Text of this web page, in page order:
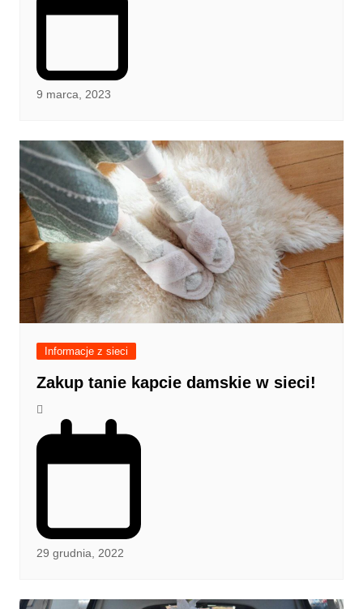
9 marca, 2023
Informacje z sieci
Zakup tanie kapcie damskie w sieci!
29 grudnia, 2022